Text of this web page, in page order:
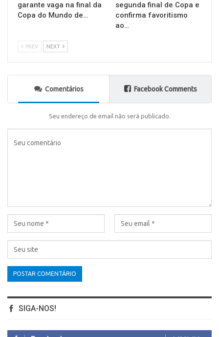
garante vaga na final da
Copa do Mundo de…
segunda final de Copa e
confirma favoritismo
ao…
PREV NEXT
Comentários Facebook Comments
Seu endereço de email não será publicado.
SIGA-NOS!